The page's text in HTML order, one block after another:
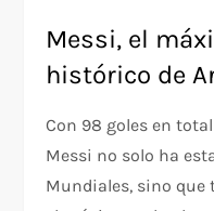
Messi, el
histórico de
Con 98 goles en
Messi no solo ha
Mundiales, sino que